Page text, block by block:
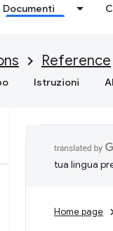
Documenti
Reference
Istruzioni AI
tua lingua
Home page